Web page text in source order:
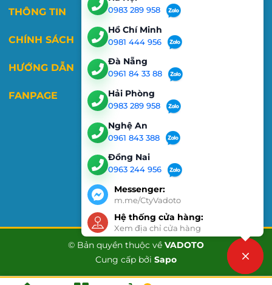
THÔNG TIN
CHÍNH SÁCH
HƯỚNG DẪN
FANPAGE
© Bản quyền thuộc về VADOTO
Cung cấp bởi Sapo
0983 289 958
Hồ Chí Minh
0981 444 956
Đà Nẵng
0961 84 33 88
Hải Phòng
0983 289 958
Nghệ An
0961 843 388
Đồng Nai
0963 244 956
Messenger:
m.me/CtyVadoto
Hệ thống cửa hàng:
Xem địa chỉ cửa hàng
Liên hệ